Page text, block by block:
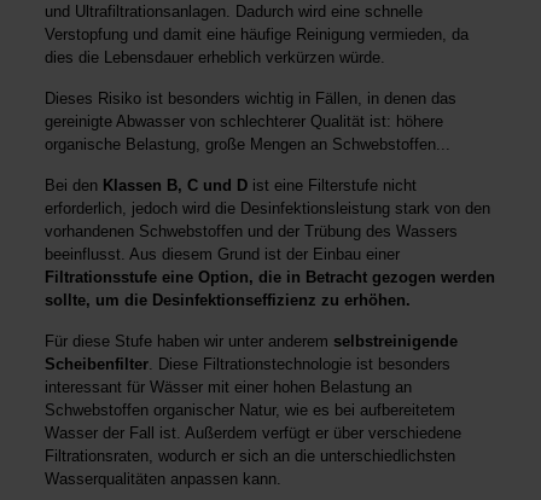
und Ultrafiltrationsanlagen. Dadurch wird eine schnelle
Verstopfung und damit eine häufige Reinigung vermieden, da
dies die Lebensdauer erheblich verkürzen würde.
Dieses Risiko ist besonders wichtig in Fällen, in denen das
gereinigte Abwasser von schlechterer Qualität ist: höhere
organische Belastung, große Mengen an Schwebstoffen...
Bei den Klassen B, C und Dist eine Filterstufe nicht
erforderlich, jedoch wird die Desinfektionsleistung stark von den
vorhandenen Schwebstoffen und der Trübung des Wassers
beeinflusst. Aus diesem Grund ist der Einbau einer
Filtrationsstufe eine Option, die in Betracht gezogen werden
sollte, um die Desinfektionseffizienz zu erhöhen.
Für diese Stufe haben wir unter anderem selbstreinigende
Scheibenfilter. Diese Filtrationstechnologie ist besonders
interessant für Wässer mit einer hohen Belastung an
Schwebstoffen organischer Natur, wie es bei aufbereitetem
Wasser der Fall ist. Außerdem verfügt er über verschiedene
Filtrationsraten, wodurch er sich an die unterschiedlichsten
Wasserqualitäten anpassen kann.